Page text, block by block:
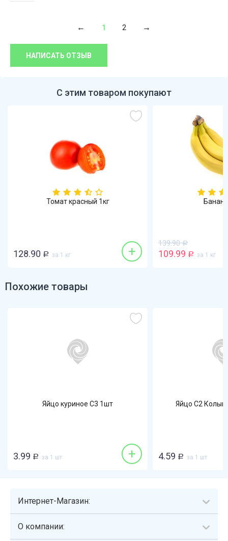
1 2
НАПИСАТЬ ОТЗЫВ
С этим товаром покупают
Томат красный 1кг
128.90 Р за 1 кг +
139.90 Р
109.99 Р за 1 кг
Похожие товары
Яйцо куриное С3 1шт
3.99 Р за 1 шт +
Яйцо С2
4.59 Р за 1 шт
Интернет-Магазин:
О компании: